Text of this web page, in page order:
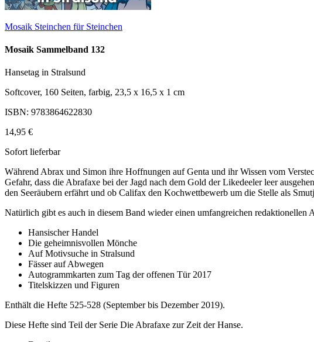
Mosaik Steinchen für Steinchen
Mosaik Sammelband 132
Hansetag in Stralsund
Softcover, 160 Seiten, farbig, 23,5 x 16,5 x 1 cm
ISBN: 9783864622830
14,95 €
Sofort lieferbar
Während Abrax und Simon ihre Hoffnungen auf Genta und ihr Wissen vom
Gefahr, dass die Abrafaxe bei der Jagd nach dem Gold der Likedeeler leer
den Seeräubern erfährt und ob Califax den Kochwettbewerb um die Stelle als
Natürlich gibt es auch in diesem Band wieder einen umfangreichen redaktionellen
Hansischer Handel
Die geheimnisvollen Mönche
Auf Motivsuche in Stralsund
Fässer auf Abwegen
Autogrammkarten zum Tag der offenen Tür 2017
Titelskizzen und Figuren
Enthält die Hefte 525-528 (September bis Dezember 2019).
Diese Hefte sind Teil der Serie Die Abrafaxe zur Zeit der Hanse.